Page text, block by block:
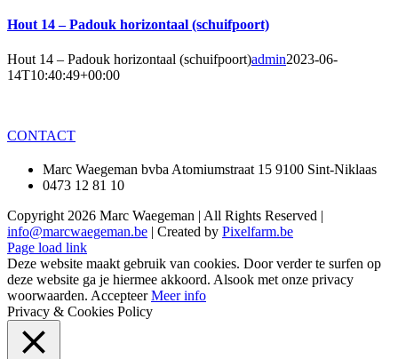
Hout 14 – Padouk horizontaal (schuifpoort)
Hout 14 – Padouk horizontaal (schuifpoort)admin2023-06-
14T10:40:49+00:00
CONTACT
Marc Waegeman bvba Atomiumstraat 15 9100 Sint-Niklaas
0473 12 81 10
Copyright 2026 Marc Waegeman | All Rights Reserved |
info@marcwaegeman.be | Created by Pixelfarm.be
Page load link
Deze website maakt gebruik van cookies. Door verder te surfen op
deze website ga je hiermee akkoord. Alsook met onze privacy
woorwaarden. Accepteer Meer info
Privacy & Cookies Policy